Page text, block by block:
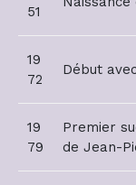
51
19
72
Début
19
79
Premier
de Jean-